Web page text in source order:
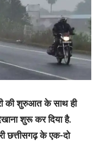
की शुरुआत के साथ ही
शुरू कर दिया है.
छत्तीसगढ़ के एक-दो